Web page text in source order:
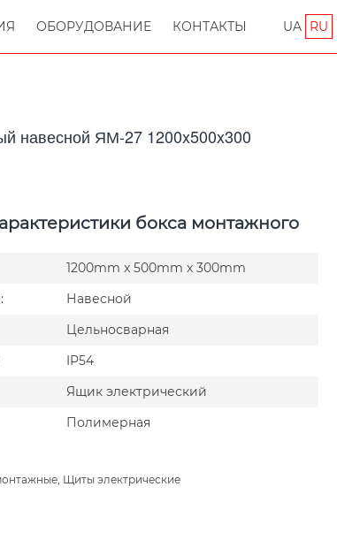
ОБОРУДОВАНИЕ КОНТАКТЫ UA RU
навесной ЯМ-27 1200x500x300
бокса монтажного
1200mm x 500mm x 300mm
Навесной
Цельносварная
IP54
Ящик электрический
Полимерная
, Щиты электрические